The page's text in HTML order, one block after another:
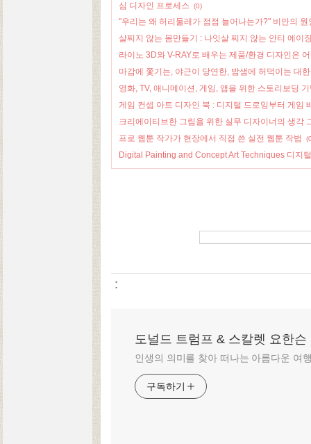
심 디자인 프로세스
(0)
"우리는 왜 허리둘레가 점점 늘어나는가?" 비만의
살찌지 않는 몸만들기 : 나잇살 찌지 않는 안티 에이
라이노 3D와 V-RAY로 배우는 제품/환경 디자인은
마감에 쫓기는, 야근이 당연한, 밤샘에 허덕이는 대
영화, TV, 애니메이션, 게임, 앱을 위한 스토리보딩
게임 컨셉 아트 디자인 북 : 디지털 드로잉부터 게임
크리에이티브한 그림을 위한 실무 디자이너의 생각
프로 웹툰 작가가 현장에서 직접 쓴 실전 웹툰 작법
Digital Painting and Concept Art Techniques 디지
:
도널드 트럼프 & 스칼렛 요한슨
인생의 의미를 찾아 떠나는 아름다운 여
구독하기